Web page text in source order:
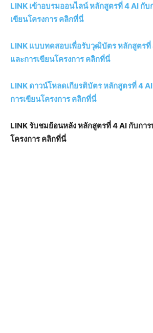
LINK เข้าอบรมออนไลน์ หลักสูตรที่ 4 AI กับ
เขียนโครงการ คลิกที่นี่
LINK เเบบทดสอบเพื่อรับวุฒิบัตร หลักสูตรที่
และการเขียนโครงการ คลิกที่นี่
LINK ดาวน์โหลดเกียรติบัตร หลักสูตรที่ 4
การเขียนโครงการ คลิกที่นี่
LINK รับชมย้อนหลัง หลักสูตรที่ 4 AI กับกา
โครงการ คลิกที่นี่